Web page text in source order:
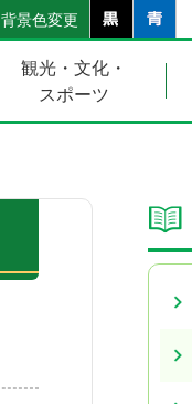
背景色変更
観光・文化・
スポーツ